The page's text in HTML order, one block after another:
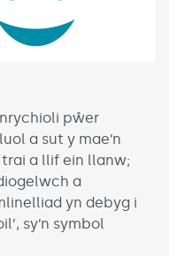
pŵer
a sut y mae’n
a llif ein llanw;
a
yn debyg i
sy’n symbol